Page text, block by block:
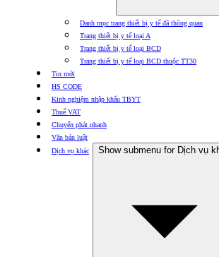
Danh mục trang thiết bị y tế đã thông quan
Trang thiết bị y tế loại A
Trang thiết bị y tế loại BCD
Trang thiết bị y tế loại BCD thuộc TT30
Tin mới
HS CODE
Kinh nghiệm nhập khẩu TBYT
Thuế VAT
Chuyển phát nhanh
Văn bản luật
Dịch vụ khác
Show submenu for Dịch vụ